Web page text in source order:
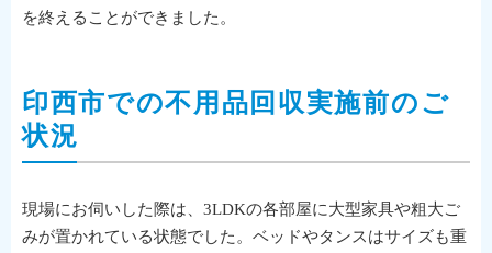
を終えることができました。
印西市での不用品回収実施前のご
状況
現場にお伺いした際は、3LDKの各部屋に大型家具や粗大ご
みが置かれている状態でした。ベッドやタンスはサイズも重